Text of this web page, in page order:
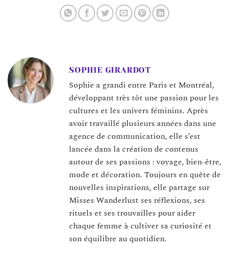
SOPHIE GIRARDOT
Sophie a grandi entre Paris et Montréal,
développant très tôt une passion pour les
cultures et les univers féminins. Après
avoir travaillé plusieurs années dans une
agence de communication, elle s’est
lancée dans la création de contenus
autour de ses passions : voyage, bien-être,
mode et décoration. Toujours en quête de
nouvelles inspirations, elle partage sur
Misses Wanderlust ses réflexions, ses
rituels et ses trouvailles pour aider
chaque femme à cultiver sa curiosité et
son équilibre au quotidien.